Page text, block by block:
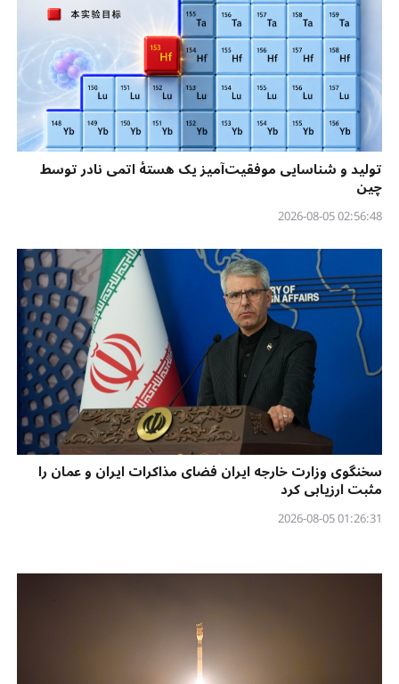
تولید و شناسایی موفقیت‌آمیز یک هستهٔ اتمی نادر توسط
چین
02:56:48 2026-08-05
سخنگوی وزارت خارجه ایران فضای مذاکرات ایران و عمان را
مثبت ارزیابی کرد
01:26:31 2026-08-05